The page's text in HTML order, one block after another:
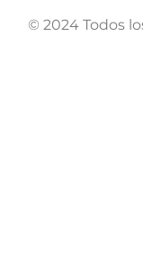
© 2024 Todos